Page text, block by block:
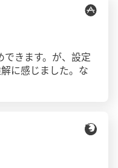
できます。が、設定
に感じました。な